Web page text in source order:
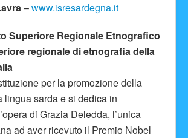
–www.isresardegna.it
Superiore Regionale Etnografico
regionale di etnografia della
per la promozione della
lingua sarda e si dedica in
di Grazia Deledda, l’unica
ad aver ricevuto il Premio Nobel